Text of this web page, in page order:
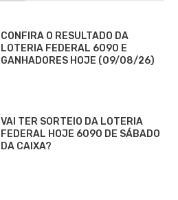
CONFIRA O RESULTADO DA
LOTERIA FEDERAL 6090 E
GANHADORES HOJE (09/08/26)
VAI TER SORTEIO DA LOTERIA
FEDERAL HOJE 6090 DE SÁBADO
DA CAIXA?